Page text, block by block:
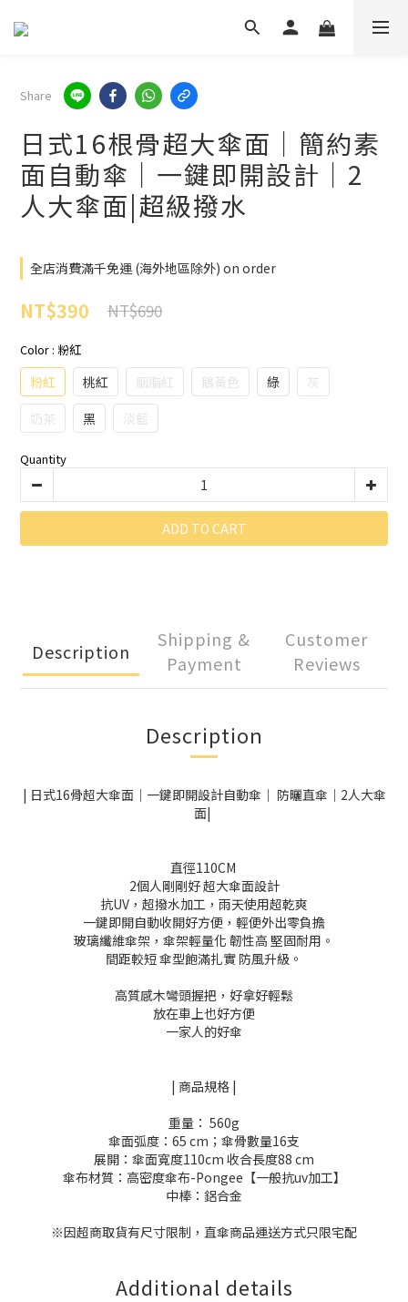
Share
日式16根骨超大傘面｜簡約素
面自動傘｜一鍵即開設計｜2
人大傘面|超級撥水
全店消費滿千免運 (海外地區除外) on order
NT$390 NT$690
Color : 粉紅
粉紅 桃紅 胭脂紅 鵝黃色 綠
灰
奶茶
黑 淡藍
Quantity
ADD TO CART
Description
Shipping &
Payment
Customer
Reviews
Description
| 日式16骨超大傘面｜一鍵即開設計自動傘｜ 防曬直傘｜2人大傘
面|
直徑110CM
2個人剛剛好 超大傘面設計
抗UV，超撥水加工，雨天使用超乾爽
一鍵即開自動收開好方便，輕便外出零負擔
玻璃纖維傘架，傘架輕量化 韌性高 堅固耐用。
間距較短 傘型飽滿扎實 防風升級。
高質感木彎頭握把，好拿好輕鬆
放在車上也好方便
一家人的好傘
| 商品規格 |
重量： 560g
傘面弧度： 65 cm ；傘骨數量16支
展開：傘面寬度110cm 收合長度88 cm
傘布材質：高密度傘布-Pongee 【一般抗uv加工】
中棒：鋁合金
※因超商取貨有尺寸限制，直傘商品運送方式只限宅配
Additional details